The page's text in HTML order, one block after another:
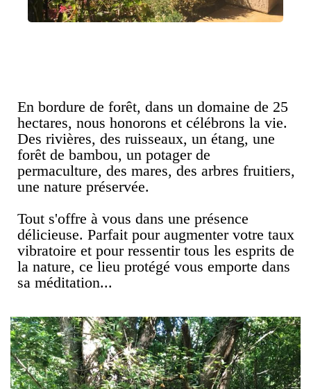
En bordure de forêt, dans un domaine de 25
hectares, nous honorons et célébrons la vie.
Des rivières, des ruisseaux, un étang, une
forêt de bambou, un potager de
permaculture, des mares, des arbres fruitiers,
une nature préservée.
Tout s'offre à vous dans une présence
délicieuse. Parfait pour augmenter votre taux
vibratoire et pour ressentir tous les esprits de
la nature, ce lieu protégé vous emporte dans
sa méditation...